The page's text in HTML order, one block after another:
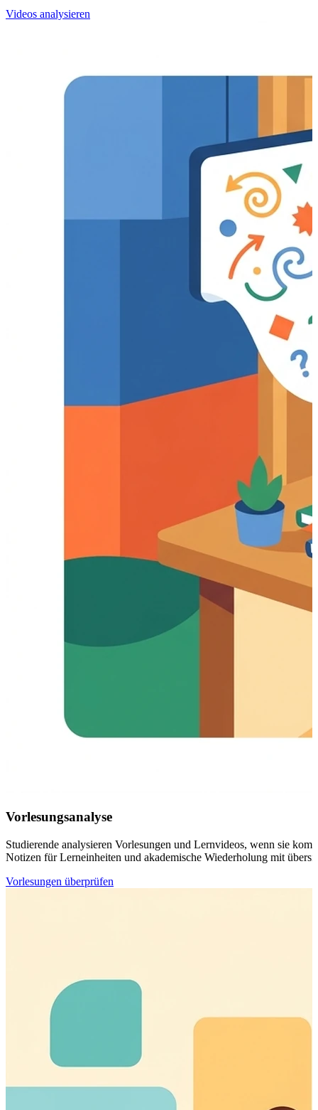
Videos analysieren
Vorlesungsanalyse
Studierende analysieren Vorlesungen und Lernvideos, wenn sie
Notizen für Lerneinheiten und akademische Wiederholung mit
Vorlesungen überprüfen